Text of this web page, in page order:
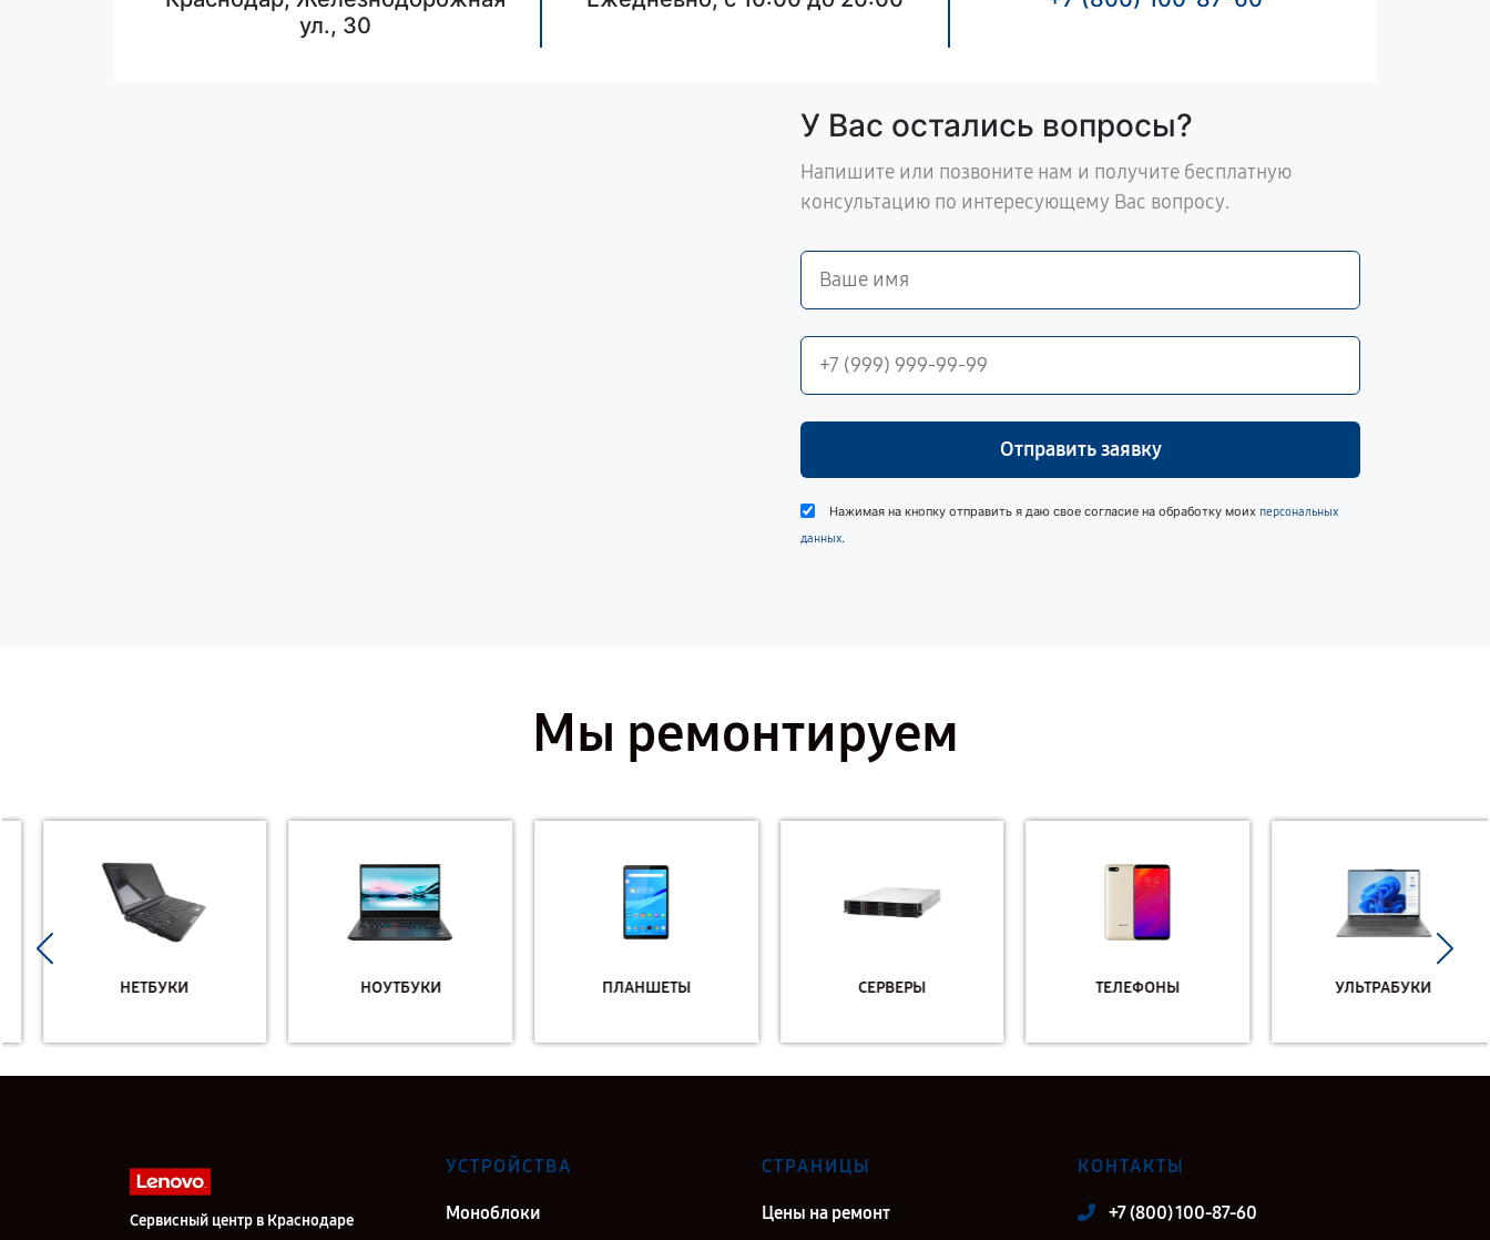
ул., 30
У Вас остались вопросы?
Напишите или позвоните нам и получите бесплатную
консультацию по интересующему Вас вопросу.
Отправить заявку
Нажимая на кнопку отправить я даю свое согласие на обработку моих персональных
данных.
Мы ремонтируем
НЕТБУКИ НОУТБУКИ ПЛАНШЕТЫ СЕРВЕРЫ ТЕЛЕФОНЫ УЛЬТРАБУКИ
Сервисный центр в Краснодаре
УСТРОЙСТВА
Моноблоки
СТРАНИЦЫ
Цены на ремонт
КОНТАКТЫ
+7 (800) 100-87-60